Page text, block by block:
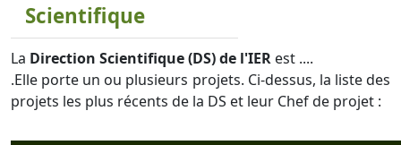
Scientifique
La Direction Scientifique (DS) de l'IER est ....
.Elle porte un ou plusieurs projets. Ci-dessus, la liste des
projets les plus récents de la DS et leur Chef de projet :